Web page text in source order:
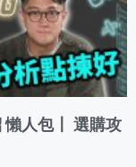
人包〡 選購攻